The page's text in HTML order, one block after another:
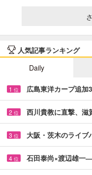
人気記事ランキング
Daily
1 位 広島東洋カープ追
2 位 西川貴教に直撃、
3 位 大阪・茨木のライ
4 位 石田泰尚×渡辺雄